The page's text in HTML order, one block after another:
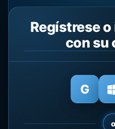
Regístrese
con su
o